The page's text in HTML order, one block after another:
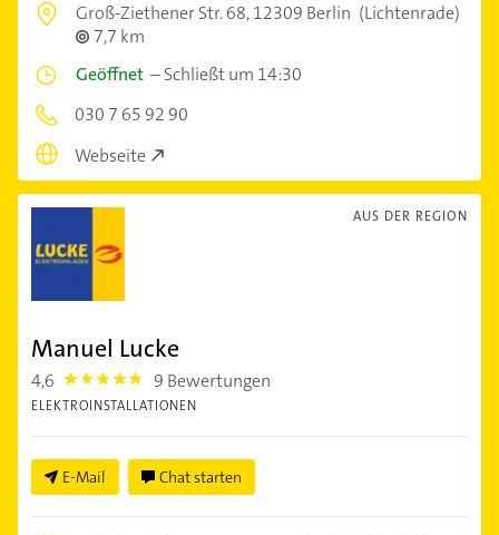
Groß-Ziethener Str. 68,12309 Berlin (Lichtenrade)
7,7 km
Geöffnet –Schließt um 14:30
030 7 65 92 90
Webseite
AUS DER REGION
Manuel Lucke
4,6 4.6 9 Bewertungen
ELEKTROINSTALLATIONEN
E-Mail Chat starten